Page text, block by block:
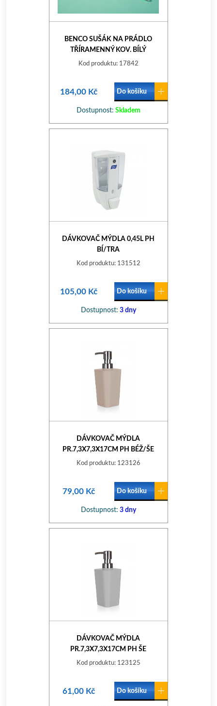
BENCO SUŠÁK NA PRÁDLO
TŘÍRAMENNÝ KOV. BÍLÝ
Kod produktu: 17842
184,00 Kč Do košíku
Dostupnost: Skladem
DÁVKOVAČ MÝDLA 0,45L PH
BÍ/TRA
Kod produktu: 131512
105,00 Kč Do košíku
Dostupnost: 3 dny
DÁVKOVAČ MÝDLA
PR.7,3X7,3X17CM PH BÉŽ/ŠE
Kod produktu: 123126
79,00 Kč Do košíku
Dostupnost: 3 dny
DÁVKOVAČ MÝDLA
PR.7,3X7,3X17CM PH ŠE
Kod produktu: 123125
61,00 Kč Do košíku